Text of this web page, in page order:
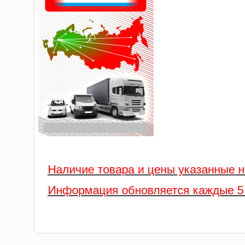
Наличие товара и цены указанные
Информация обновляется каждые 5